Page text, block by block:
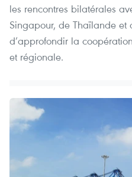
les rencontres bilatérales
Singapour, de Thaïlande et
d’approfondir la
et régionale.